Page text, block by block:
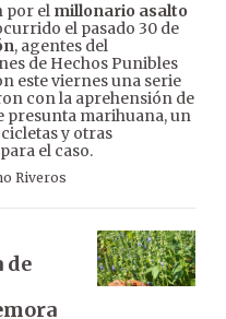
por el millonario asalto
el pasado 30 de
, agentes del
de Hechos Punibles
este viernes una serie
con la aprehensión de
presunta marihuana, un
y otras
el caso.
Riveros
de